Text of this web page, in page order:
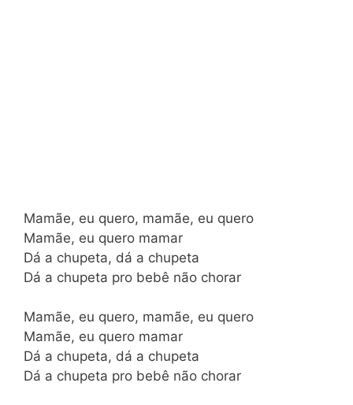
Mamãe, eu quero, mamãe, eu quero
Mamãe, eu quero mamar
Dá a chupeta, dá a chupeta
Dá a chupeta pro bebê não chorar
Mamãe, eu quero, mamãe, eu quero
Mamãe, eu quero mamar
Dá a chupeta, dá a chupeta
Dá a chupeta pro bebê não chorar